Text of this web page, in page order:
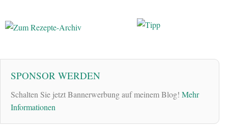
SPONSOR WERDEN
Schalten Sie jetzt Bannerwerbung auf meinem Blog! Mehr
Informationen